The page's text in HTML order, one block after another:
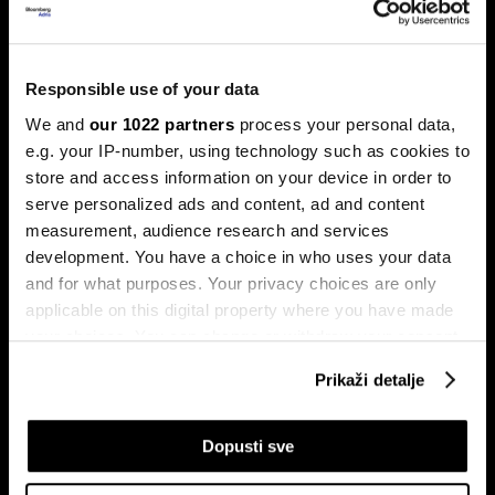
Responsible use of your data
We and our 1022 partners process your personal data,
e.g. your IP-number, using technology such as cookies to
store and access information on your device in order to
serve personalized ads and content, ad and content
measurement, audience research and services
development. You have a choice in who uses your data
and for what purposes. Your privacy choices are only
applicable on this digital property where you have made
your choices. You can change or withdraw your consent
If you allow, we would also like to:
Collect information about your geographical
Prikaži detalje
Dopusti sve
kredite: Prag od 50.000 KM prenizak
Banke u Bosni i Hercegovini (BiH) traže povećanje limita za
50.000 KM, tvrdeći da taj prag više ne odgovara rastu
Transakcije u sekundi: Instant
BiH ulazi u eru instant plaćanja:
10 sekundi